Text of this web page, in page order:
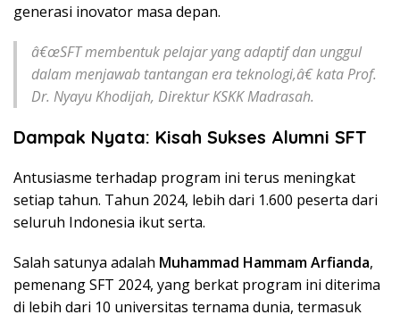
generasi inovator masa depan.
â€œSFT membentuk pelajar yang adaptif dan unggul
dalam menjawab tantangan era teknologi,â€ kata Prof.
Dr. Nyayu Khodijah, Direktur KSKK Madrasah.
Dampak Nyata: Kisah Sukses Alumni SFT
Antusiasme terhadap program ini terus meningkat
setiap tahun. Tahun 2024, lebih dari 1.600 peserta dari
seluruh Indonesia ikut serta.
Salah satunya adalah Muhammad Hammam Arfianda,
pemenang SFT 2024, yang berkat program ini diterima
di lebih dari 10 universitas ternama dunia, termasuk